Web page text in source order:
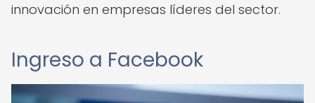
innovación en empresas líderes del sector.
Ingreso a Facebook